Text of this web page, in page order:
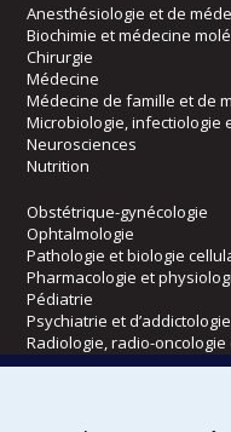
Anesthésiologie et de
Biochimie et médecine
Chirurgie
Médecine
Médecine de famille et de
Microbiologie, infectiologie
Neurosciences
Nutrition
Obstétrique-gynécologie
Ophtalmologie
Pathologie et biologie
Pharmacologie et
Pédiatrie
Psychiatrie et d’addictologie
Radiologie, radio-